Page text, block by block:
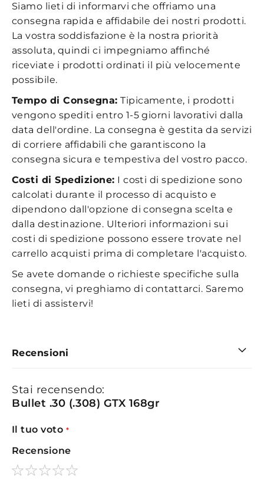
Siamo lieti di informarvi che offriamo una
consegna rapida e affidabile dei nostri prodotti.
La vostra soddisfazione è la nostra priorità
assoluta, quindi ci impegniamo affinché
riceviate i prodotti ordinati il più velocemente
possibile.
Tempo di Consegna: Tipicamente, i prodotti
vengono spediti entro 1-5 giorni lavorativi dalla
data dell'ordine. La consegna è gestita da servizi
di corriere affidabili che garantiscono la
consegna sicura e tempestiva del vostro pacco.
Costi di Spedizione: I costi di spedizione sono
calcolati durante il processo di acquisto e
dipendono dall'opzione di consegna scelta e
dalla destinazione. Ulteriori informazioni sui
costi di spedizione possono essere trovate nel
carrello acquisti prima di completare l'acquisto.
Se avete domande o richieste specifiche sulla
consegna, vi preghiamo di contattarci. Saremo
lieti di assistervi!
Recensioni
Stai recensendo:
Bullet .30 (.308) GTX 168gr
Il tuo voto
Recensione